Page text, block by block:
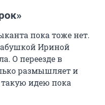
пока тоже нет.
Ириной
О переезде в
размышляет и
такую идею пока